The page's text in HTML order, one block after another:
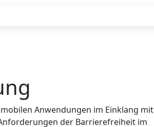
Anwendungen im Einklang mit
der Barrierefreiheit im